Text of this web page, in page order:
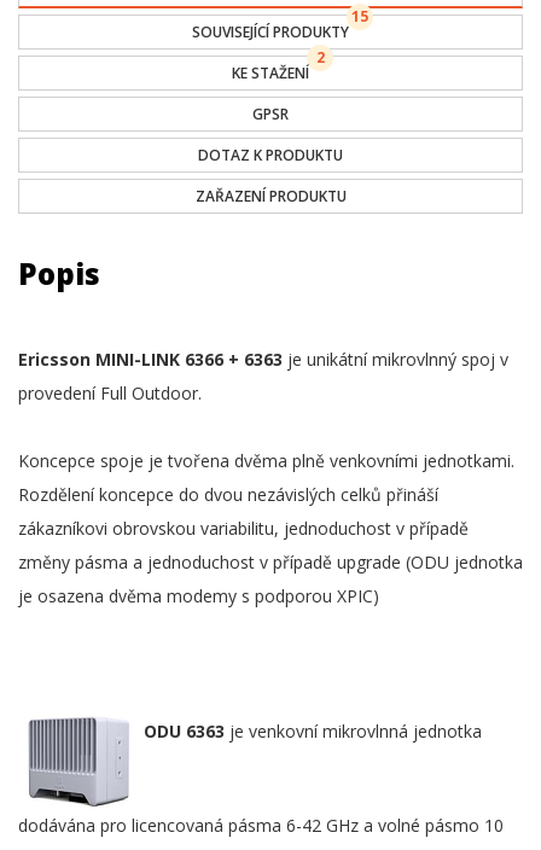
SOUVISEJÍCÍ PRODUKTY
15
KE STAŽENÍ
2
GPSR
DOTAZ K PRODUKTU
ZAŘAZENÍ PRODUKTU
Popis
Ericsson MINI-LINK 6366 + 6363 je unikátní mikrovlnný spoj v
provedení Full Outdoor.
Koncepce spoje je tvořena dvěma plně venkovními jednotkami.
Rozdělení koncepce do dvou nezávislých celků přináší
zákazníkovi obrovskou variabilitu, jednoduchost v případě
změny pásma a jednoduchost v případě upgrade (ODU jednotka
je osazena dvěma modemy s podporou XPIC)
ODU 6363 je venkovní mikrovlnná jednotka
dodávána pro licencovaná pásma 6-42 GHz a volné pásmo 10